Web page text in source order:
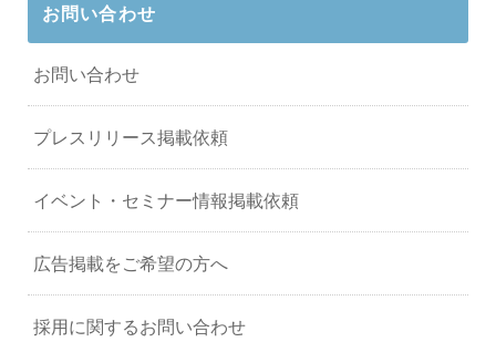
お問い合わせ
お問い合わせ
プレスリリース掲載依頼
イベント・セミナー情報掲載依頼
広告掲載をご希望の方へ
採用に関するお問い合わせ